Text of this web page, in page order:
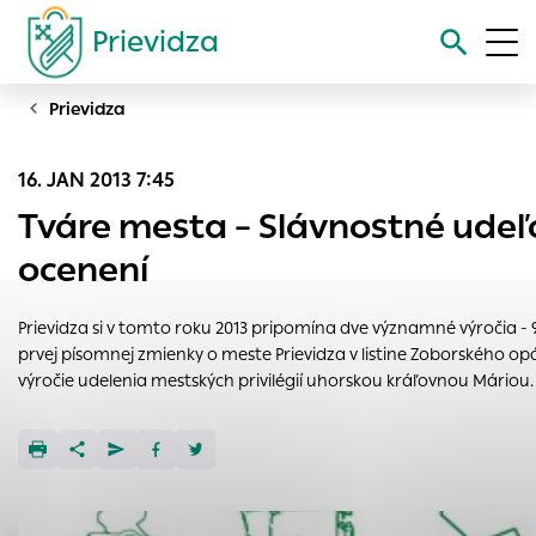
Prievidza
Vyhľadávanie
Prievidza
16. JAN 2013 7:45
Tváre mesta – Slávnostné
ocenení
Prievidza si v tomto roku 2013 pripomína dve významné výročia -
prvej písomnej zmienky o meste Prievidza v listine Zoborského
výročie udelenia mestských privilégií uhorskou kráľovnou Máriou.
Nastavenie cookies
Cookies sú malé súbory, do ktorých webové stránky môžu
ukladať informácie o vašej aktivite a preferenciách.
zapamätoval Vaše prihlásenie alebo aby sa uložila Vaša
voľba v tomto okne.
Technické cookies
umožňujú základné funkcie, ako je navigácia na stránke a